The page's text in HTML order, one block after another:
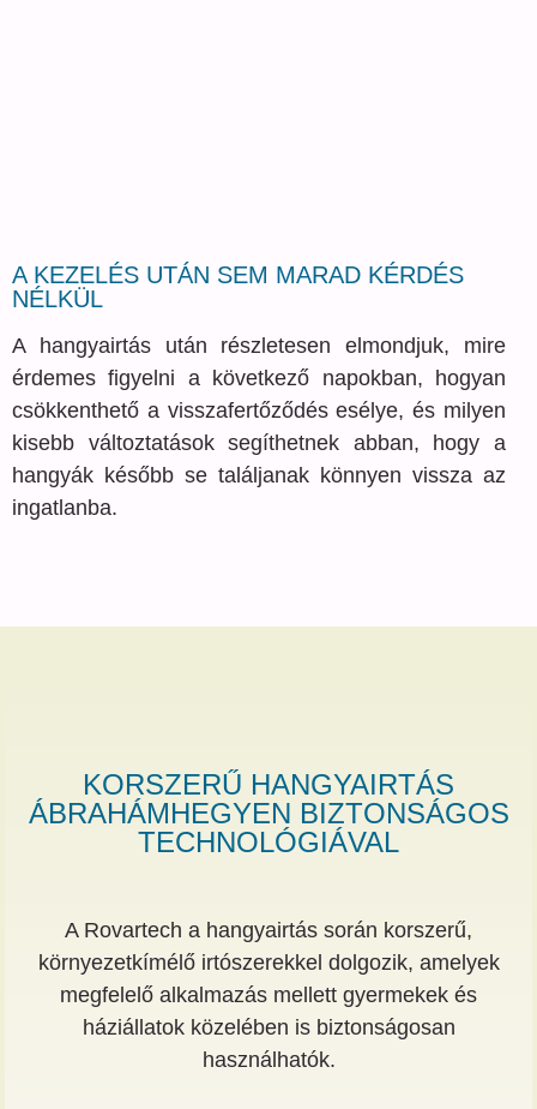
A KEZELÉS UTÁN SEM MARAD KÉRDÉS
NÉLKÜL
A hangyairtás után részletesen elmondjuk, mire
érdemes figyelni a következő napokban, hogyan
csökkenthető a visszafertőződés esélye, és milyen
kisebb változtatások segíthetnek abban, hogy a
hangyák később se találjanak könnyen vissza az
ingatlanba.
KORSZERŰ HANGYAIRTÁS
ÁBRAHÁMHEGYEN BIZTONSÁGOS
TECHNOLÓGIÁVAL
A Rovartech a hangyairtás során korszerű,
környezetkímélő irtószerekkel dolgozik, amelyek
megfelelő alkalmazás mellett gyermekek és
háziállatok közelében is biztonságosan
használhatók.